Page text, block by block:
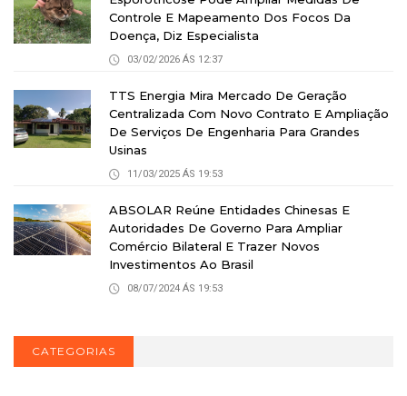
Controle E Mapeamento Dos Focos Da
Doença, Diz Especialista
03/02/2026 ÁS 12:37
TTS Energia Mira Mercado De Geração
Centralizada Com Novo Contrato E Ampliação
De Serviços De Engenharia Para Grandes
Usinas
11/03/2025 ÁS 19:53
ABSOLAR Reúne Entidades Chinesas E
Autoridades De Governo Para Ampliar
Comércio Bilateral E Trazer Novos
Investimentos Ao Brasil
08/07/2024 ÁS 19:53
CATEGORIAS